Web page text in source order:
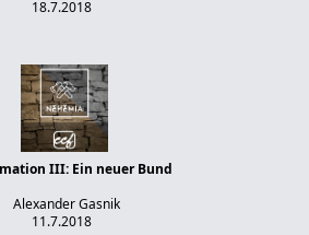
18.7.2018
III: Ein neuer Bund
Alexander Gasnik
11.7.2018